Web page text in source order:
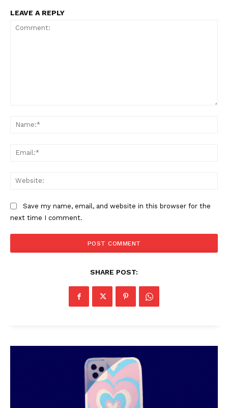
PALA VISION
LEAVE A REPLY
Save my name, email, and website in this browser for the
next time I comment.
SHARE POST: